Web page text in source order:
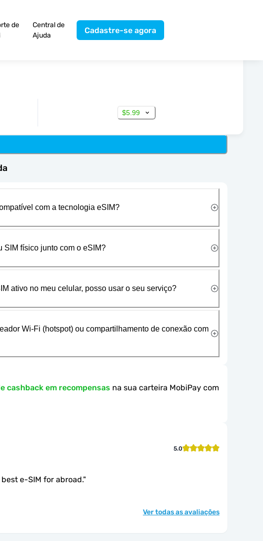
de
Central de
Ajuda
Cadastre-se agora
$5.99
com a tecnologia eSIM?
SIM físico junto com o eSIM?
ativo no meu celular, posso usar o seu serviço?
Wi-Fi (hotspot) ou compartilhamento de conexão com
cashback em recompensas na sua carteira MobiPay com
5.0
e-SIM for abroad."
Ver todas as avaliações